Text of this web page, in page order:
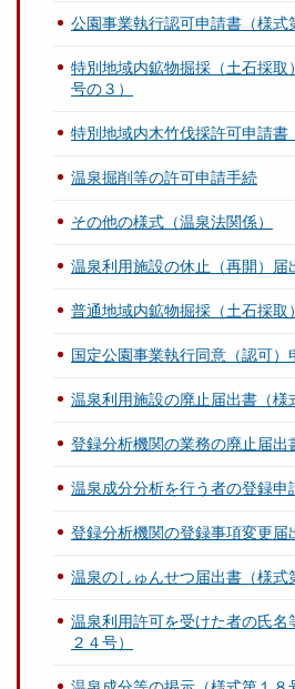
公園事業執行認可申請書（様式
特別地域内鉱物掘採（土石採取
号の３）
特別地域内木竹伐採許可申請書
温泉掘削等の許可申請手続
その他の様式（温泉法関係）
温泉利用施設の休止（再開）届
普通地域内鉱物掘採（土石採取
国定公園事業執行同意（認可）
温泉利用施設の廃止届出書（様
登録分析機関の業務の廃止届出
温泉成分分析を行う者の登録申
登録分析機関の登録事項変更届
温泉のしゅんせつ届出書（様式
温泉利用許可を受けた者の氏
２４号）